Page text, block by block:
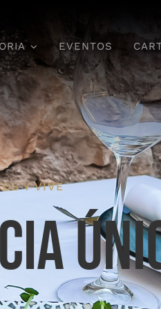
EVENTOS
Y VIVE